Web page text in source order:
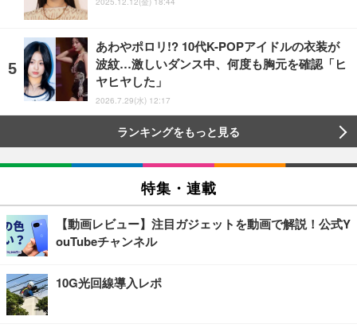
あわやポロリ!? 10代K-POPアイドルの衣装が
波紋…激しいダンス中、何度も胸元を確認「ヒ
ヤヒヤした」
2026.7.29(水) 12:17
ランキングをもっと見る
特集・連載
【動画レビュー】注目ガジェットを動画で解説！公式Y
ouTubeチャンネル
10G光回線導入レポ